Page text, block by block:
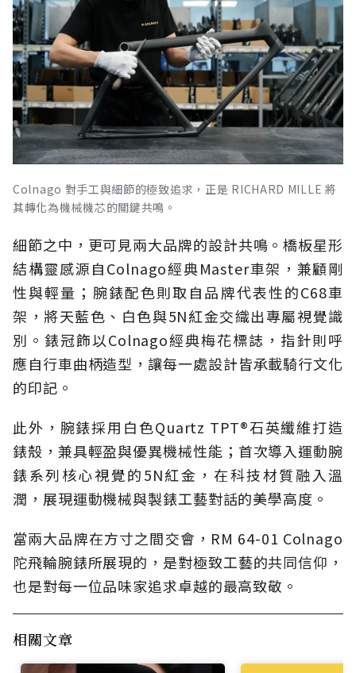
Colnago 對手工與細節的極致追求，正是 RICHARD MILLE 將
其轉化為機械機芯的關鍵共鳴。
細節之中，更可見兩大品牌的設計共鳴。橋板星形
結構靈感源自Colnago經典Master車架，兼顧剛
性與輕量；腕錶配色則取自品牌代表性的C68車
架，將天藍色、白色與5N紅金交織出專屬視覺識
別。錶冠飾以Colnago經典梅花標誌，指針則呼
應自行車曲柄造型，讓每一處設計皆承載騎行文化
的印記。
此外，腕錶採用白色Quartz TPT®石英纖維打造
錶殼，兼具輕盈與優異機械性能；首次導入運動腕
錶系列核心視覺的5N紅金，在科技材質融入溫
潤，展現運動機械與製錶工藝對話的美學高度。
當兩大品牌在方寸之間交會，RM 64-01 Colnago
陀飛輪腕錶所展現的，是對極致工藝的共同信仰，
也是對每一位品味家追求卓越的最高致敬。
相關文章